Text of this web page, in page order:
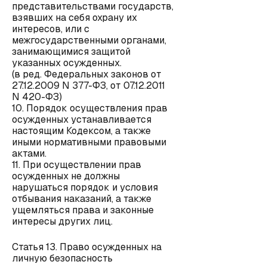
представительствами государств,
взявших на себя охрану их
интересов, или с
межгосударственными органами,
занимающимися защитой
указанных осужденных.
(в ред. Федеральных законов от
27.12.2009 N 377-ФЗ, от 07.12.2011
N 420-ФЗ)
10. Порядок осуществления прав
осужденных устанавливается
настоящим Кодексом, а также
иными нормативными правовыми
актами.
11. При осуществлении прав
осужденных не должны
нарушаться порядок и условия
отбывания наказаний, а также
ущемляться права и законные
интересы других лиц.
Статья 13. Право осужденных на
личную безопасность